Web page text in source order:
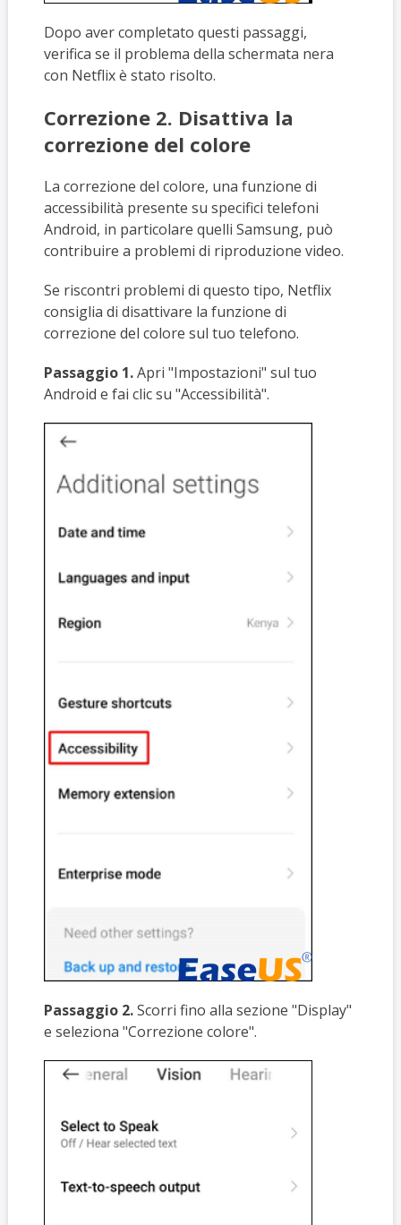
Dopo aver completato questi passaggi,
verifica se il problema della schermata nera
con Netflix è stato risolto.
Correzione 2. Disattiva la
correzione del colore
La correzione del colore, una funzione di
accessibilità presente su specifici telefoni
Android, in particolare quelli Samsung, può
contribuire a problemi di riproduzione video.
Se riscontri problemi di questo tipo, Netflix
consiglia di disattivare la funzione di
correzione del colore sul tuo telefono.
Passaggio 1.Apri "Impostazioni" sul tuo
Android e fai clic su "Accessibilità".
Passaggio 2.Scorri fino alla sezione "Display"
e seleziona "Correzione colore".